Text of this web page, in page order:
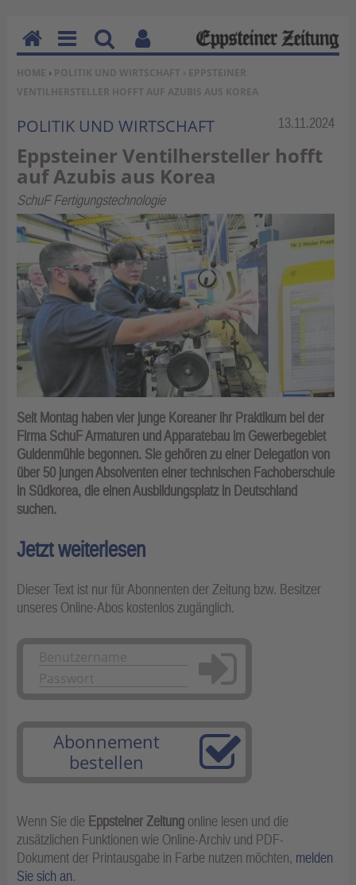
SIE BEFINDEN SICH HIER:
HOME › POLITIK UND WIRTSCHAFT › EPPSTEINER
VENTILHERSTELLER HOFFT AUF AZUBIS AUS KOREA
Rubrik:
POLITIK UND WIRTSCHAFT 13.11.2024
Eppsteiner Ventilhersteller hofft
auf Azubis aus Korea
SchuF Fertigungstechnologie
Seit Montag haben vier junge Koreaner ihr Praktikum bei der
Firma SchuF Armaturen und Apparatebau im Gewerbegebiet
Guldenmühle begonnen. Sie gehören zu einer Delegation von
über 50 jungen Absolventen einer technischen Fachoberschule
in Südkorea, die einen Ausbildungsplatz in Deutschland
suchen.
Jetzt weiterlesen
Dieser Text ist nur für Abonnenten der Zeitung bzw. Besitzer
unseres Online-Abos kostenlos zugänglich.
Anmelden
Abonnement
bestellen
Wenn Sie die Eppsteiner Zeitung online lesen und die
zusätzlichen Funktionen wie Online-Archiv und PDF-
Dokument der Printausgabe in Farbe nutzen möchten, melden
Sie sich an.
H
o
m
e
M
en
u
Su
ch
en
Be
nu
tz
erf
un
kti
on
en